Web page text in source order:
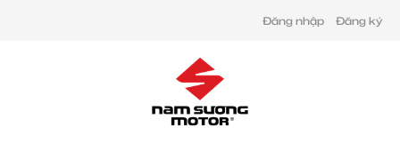
Đăng nhập Đăng ký